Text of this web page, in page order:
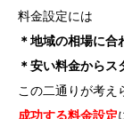
料金設定には
＊地域の相場に合
＊安い料金からス
この二通りが考え
成功する料金設定